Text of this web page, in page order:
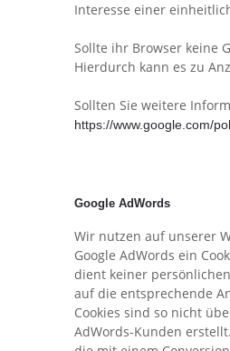
Interesse einer
Sollte ihr Browser keine
Hierdurch kann es zu
Sollten Sie weitere
https://www.google.com/
Google AdWords
Wir nutzen auf unserer
Google AdWords ein
dient keiner
auf die entsprechende
Cookies sind so nicht
AdWords-Kunden